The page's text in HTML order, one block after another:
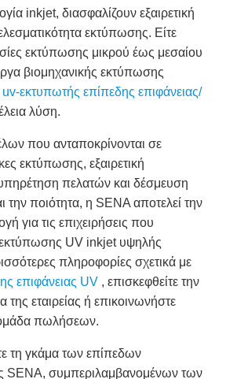
inkjet, διασφαλίζουν εξαιρετική
εκτύπωσης. Είτε
εκτύπωσης μικρού έως μεσαίου
βιομηχανικής εκτύπωσης
uv-εκτυπωτής επίπεδης επιφάνειας/
λύση.
που ανταποκρίνονται σε
εκτύπωσης, εξαιρετική
πελατών και δέσμευση
την ποιότητα, η SENA αποτελεί την
για τις επιχειρήσεις που
εκτύπωσης UV inkjet υψηλής
πληροφορίες σχετικά με
επιφάνειας UV , επισκεφθείτε την
της εταιρείας ή επικοινωνήστε
πωλήσεων.
τη γκάμα των επίπεδων
SENA, συμπεριλαμβανομένων των